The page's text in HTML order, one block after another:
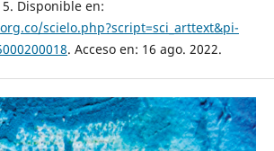
Disponible en:
scielo.php?script=sci_arttext&pi-
. Acceso en: 16 ago. 2022.